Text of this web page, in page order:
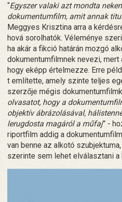
“Egyszer valaki azt mondta
dokumentumfilm, amit annak
Meggyes Krisztina arra a
hová sorolhatók. Véleménye
ha akár a fikció határán mozgó
dokumentumfilmnek nevezi, mert
hogy eképp értelmezze. Erre
t említette, amely szinte teljes
szerzője mégis
olvasatot, hogy a
objektív ábrázolásával,
lerugdosta magáról a műfaj” -
riportfilm addig a
van benne az alkotó
szerinte sem lehet elválasztani a